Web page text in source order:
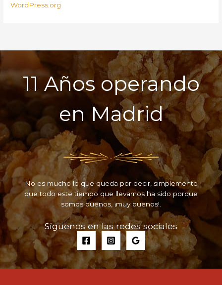
WordPress.org
11 Años operando
en Madrid
No es mucho lo que queda por decir, simplemente
que todo este tiempo que llevamos ha sido porque
somos buenos, ¡muy buenos!.
Síguenos en las redes sociales